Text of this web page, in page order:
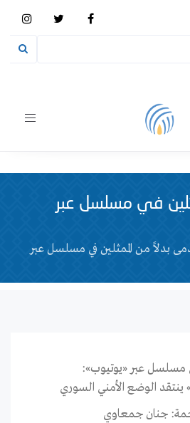
Toggle
في مسلسل عبر
بدلاً من الممثلين في مسلسل عبر
مسلسل عبر «يوتيوب»:
الوضع الأمني السوري
جنان جمعاوي